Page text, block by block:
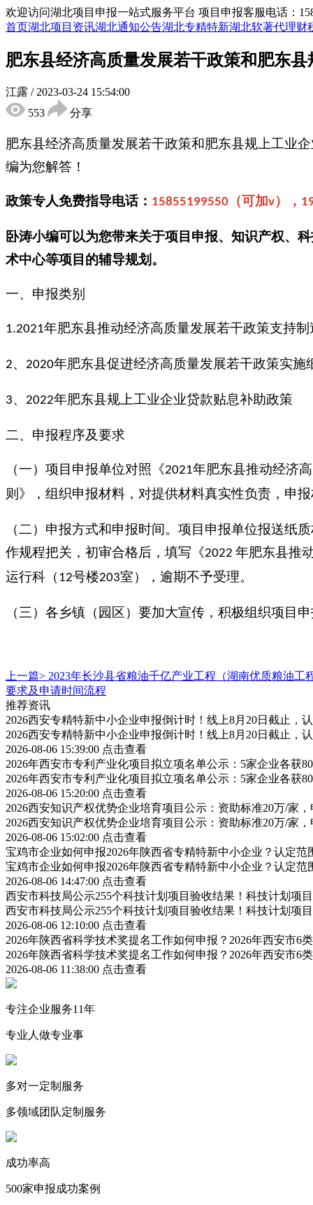
欢迎访问湖北项目申报一站式服务平台 项目申报客服电话：
首页湖北项目资讯湖北通知公告湖北专精特新湖北软著代理财
肥东县经济高质量发展若干政策和肥东
江露 / 2023-03-24 15:54:00
553
分享
肥东县经济高质量发展若干政策和肥东县规上工业
编为您解答！
政策专人免费指导电话： 15855199550 （可加v），
卧涛小编可以为您带来关于项目申报、知识产权、
术中心等项目的辅导规划。
一、申报类别
1.2021年肥东县推动经济高质量发展若干政策支持
2、 2020年肥东县促进经济高质量发展若干政策实
3、 2022年肥东县规上工业企业贷款贴息补助政策
二、申报程序及要求
（一）项目申报单位对照《2021年肥东县推动经济
则》，组织申报材料，对提供材料真实性负责，申
（二）申报方式和申报时间。项目申报单位报送纸
作规程把关，初审合格后，填写《2022 年肥东县推
运行科（ 12号楼203室），逾期不予受理。
（三）各乡镇（园区）要加大宣传，积极组织项目
上一篇> 2023年长沙县省粮油千亿产业工程（湖南优质粮油
要求及申请时间流程
推荐资讯
2026西安专精特新中小企业申报倒计时！线上8月20日截止，
2026西安专精特新中小企业申报倒计时！线上8月20日截止，
2026-08-06 15:39:00 点击查看
2026年西安市专利产业化项目拟立项名单公示：5家企业各获
2026年西安市专利产业化项目拟立项名单公示：5家企业各获
2026-08-06 15:20:00 点击查看
2026西安知识产权优势企业培育项目公示：资助标准20万/家
2026西安知识产权优势企业培育项目公示：资助标准20万/家
2026-08-06 15:02:00 点击查看
宝鸡市企业如何申报2026年陕西省专精特新中小企业？认定
宝鸡市企业如何申报2026年陕西省专精特新中小企业？认定
2026-08-06 14:47:00 点击查看
西安市科技局公示255个科技计划项目验收结果！科技计划项
西安市科技局公示255个科技计划项目验收结果！科技计划项
2026-08-06 12:10:00 点击查看
2026年陕西省科学技术奖提名工作如何申报？2026年西安市6
2026年陕西省科学技术奖提名工作如何申报？2026年西安市6
2026-08-06 11:38:00 点击查看
专注企业服务11年
专业人做专业事
多对一定制服务
多领域团队定制服务
成功率高
500家申报成功案例